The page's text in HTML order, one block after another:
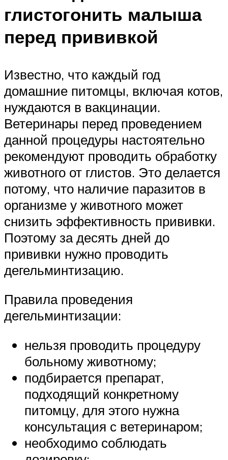
глистогонить малыша
перед прививкой
Известно, что каждый год
домашние питомцы, включая котов,
нуждаются в вакцинации.
Ветеринары перед проведением
данной процедуры настоятельно
рекомендуют проводить обработку
животного от глистов. Это делается
потому, что наличие паразитов в
организме у животного может
снизить эффективность прививки.
Поэтому за десять дней до
прививки нужно проводить
дегельминтизацию.
Правила проведения
дегельминтизации:
нельзя проводить процедуру
больному животному;
подбирается препарат,
подходящий конкретному
питомцу, для этого нужна
консультация с ветеринаром;
необходимо соблюдать